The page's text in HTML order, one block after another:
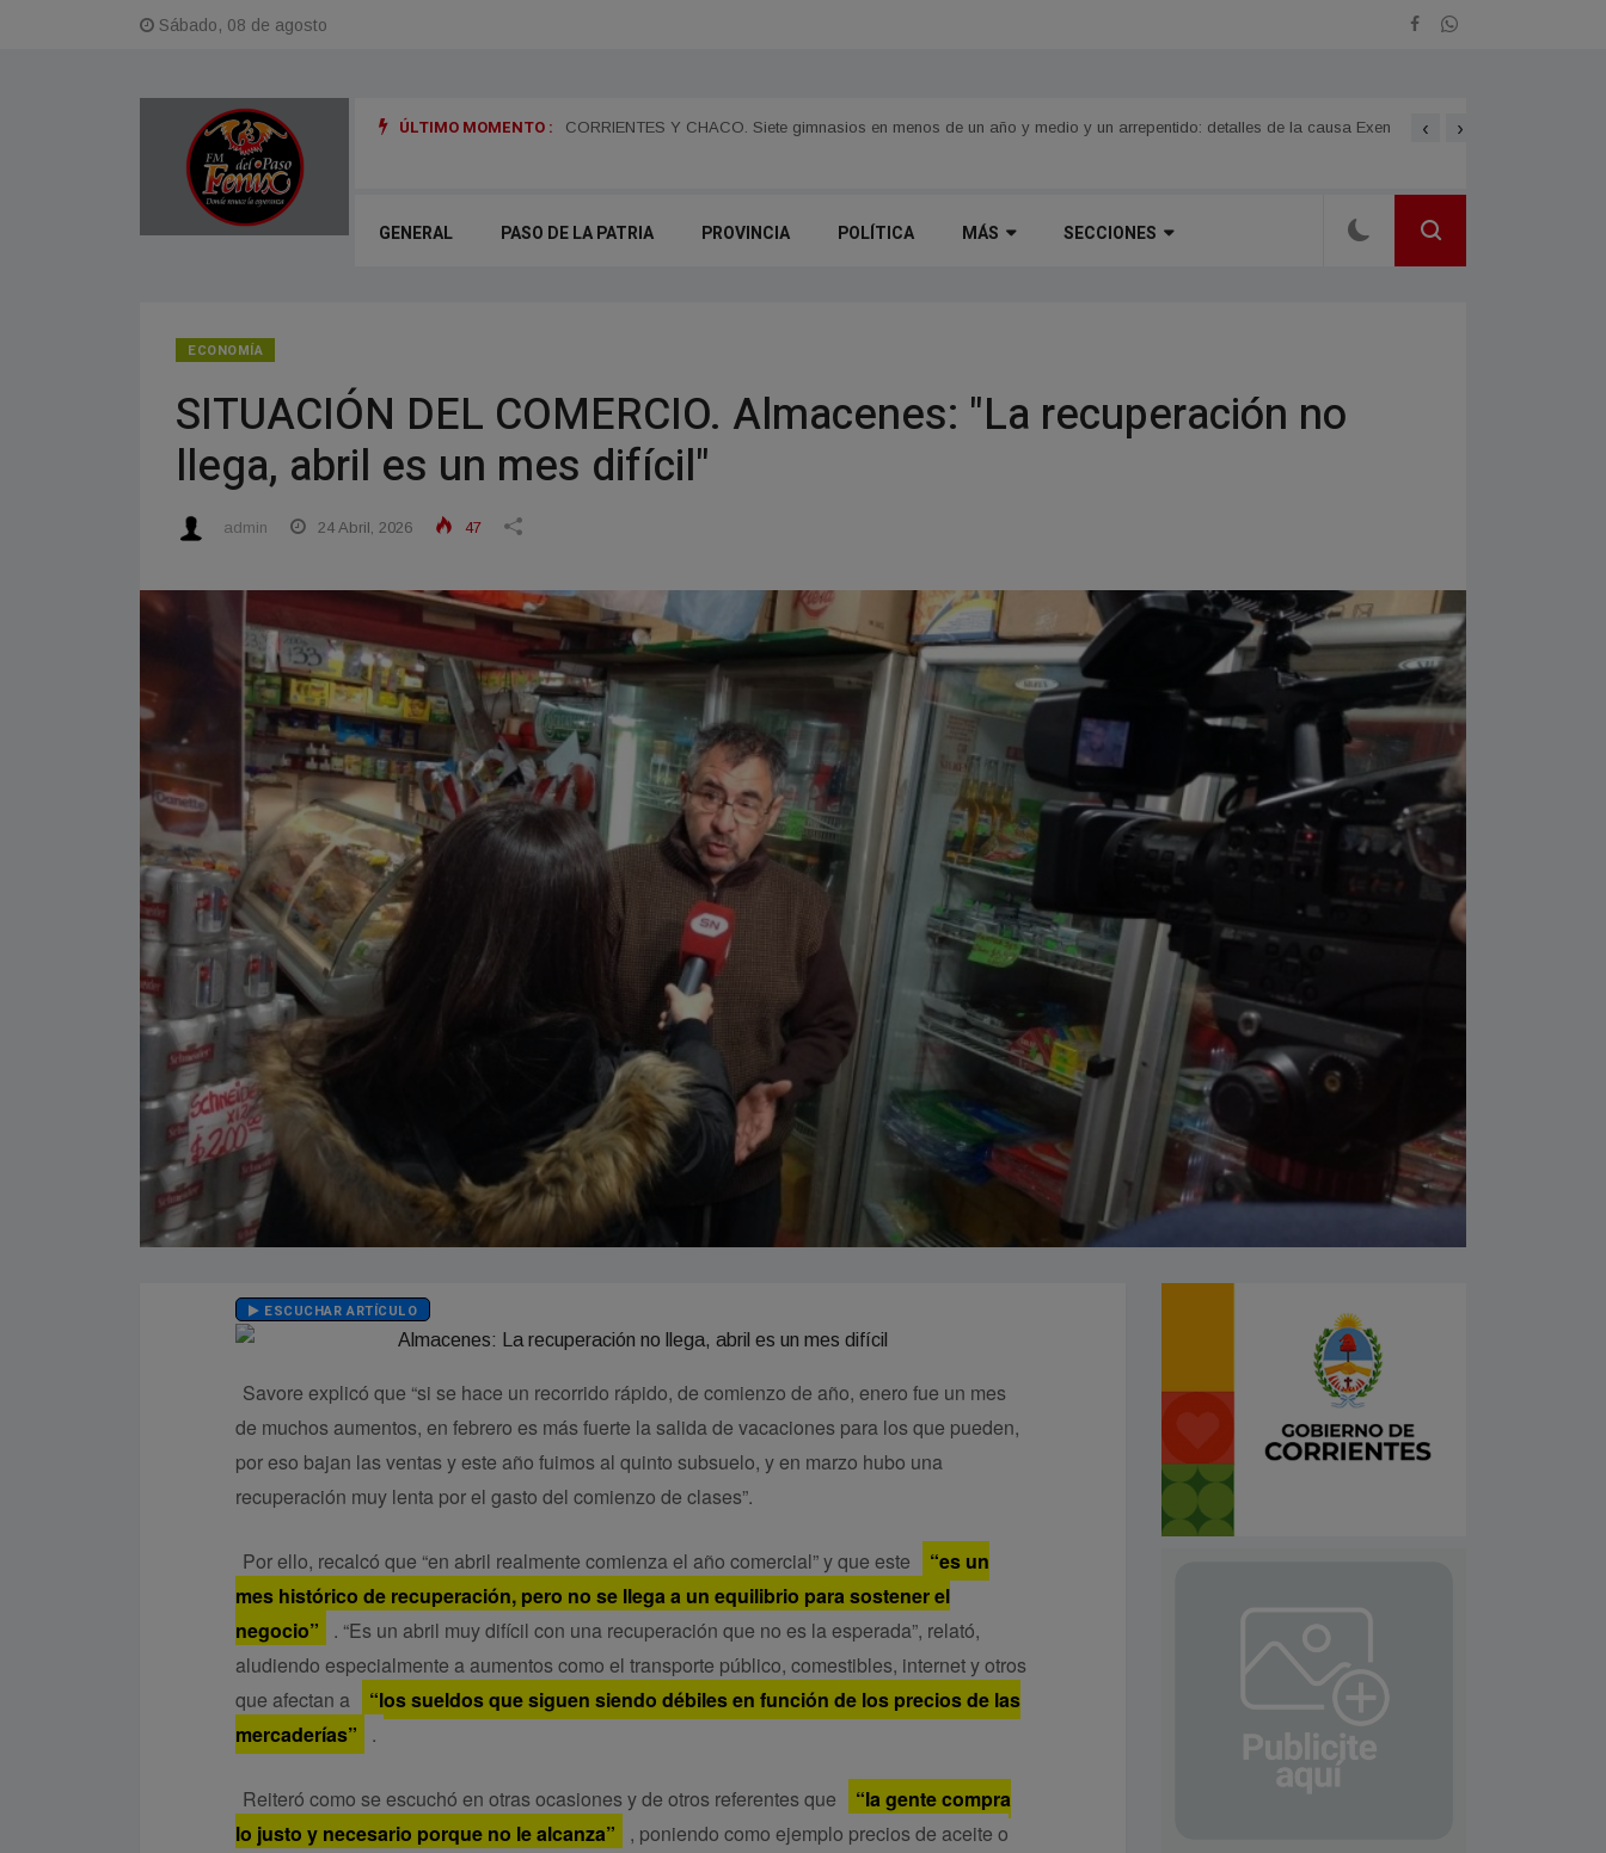
Sábado, 08 de agosto
ÚLTIMO MOMENTO :
en menos de un año y medio y un arrepentido: detalles de la causa Exen Juan Pablo Valdés impulsará una tarifa eléctrica diferenciada para el Norte Grande LOMAS DE VALLEJO
‹ ›
GENERAL PASO DE LA PATRIA PROVINCIA POLÍTICA MÁS SECCIONES
ECONOMÍA
SITUACIÓN DEL COMERCIO. Almacenes: "La recuperación no
llega, abril es un mes difícil"
admin 24 Abril, 2026 47
ESCUCHAR ARTÍCULO
Savore explicó que “si se hace un recorrido rápido, de comienzo de año, enero fue un mes
de muchos aumentos, en febrero es más fuerte la salida de vacaciones para los que pueden,
por eso bajan las ventas y este año fuimos al quinto subsuelo, y en marzo hubo una
recuperación muy lenta por el gasto del comienzo de clases”.
Por ello, recalcó que “en abril realmente comienza el año comercial” y que este
“es un
mes histórico de recuperación, pero no se llega a un equilibrio para sostener el
negocio”
. “Es un abril muy difícil con una recuperación que no es la esperada”, relató,
aludiendo especialmente a aumentos como el transporte público, comestibles, internet y otros
que afectan a
“los sueldos que siguen siendo débiles en función de los precios de las
mercaderías”
.
Reiteró como se escuchó en otras ocasiones y de otros referentes que
“la gente compra
lo justo y necesario porque no le alcanza”
, poniendo como ejemplo precios de aceite o